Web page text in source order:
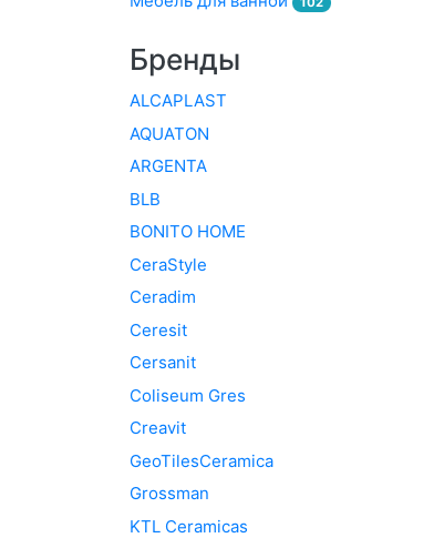
Бренды
ALCAPLAST
AQUATON
ARGENTA
BLB
BONITO HOME
CeraStyle
Ceradim
Ceresit
Cersanit
Coliseum Gres
Creavit
GeoTilesCeramica
Grossman
KTL Ceramicas